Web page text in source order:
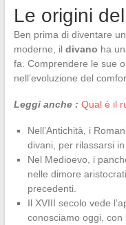
Le origini
Ben prima di diventare
moderne, il divano ha
fa. Comprendere le sue
nell’evoluzione del
Leggi anche : Qual è il
Nell’Antichità, i
divani, per rilassarsi in
Nel Medioevo, i
nelle dimore
precedenti.
Il XVIII secolo vede
conosciamo oggi, con